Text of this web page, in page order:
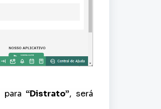
para“Distrato”, será